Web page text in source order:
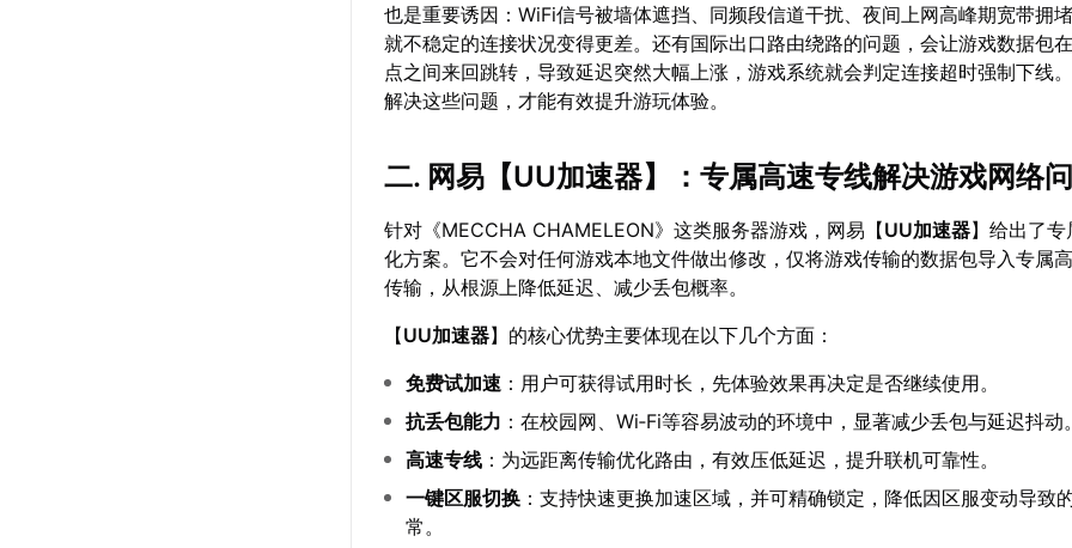
也是重要诱因：WiFi信号被墙体遮挡、同频段信道干扰、夜间上网高峰期宽带拥
就不稳定的连接状况变得更差。还有国际出口路由绕路的问题，会让游戏数据包
点之间来回跳转，导致延迟突然大幅上涨，游戏系统就会判定连接超时强制下线
解决这些问题，才能有效提升游玩体验。
二. 网易【UU加速器】：专属高速专线解决游戏网络
针对《MECCHA CHAMELEON》这类服务器游戏，网易【UU加速器】给出了
化方案。它不会对任何游戏本地文件做出修改，仅将游戏传输的数据包导入专属
传输，从根源上降低延迟、减少丢包概率。
【UU加速器】的核心优势主要体现在以下几个方面：
免费试加速 ：用户可获得试用时长，先体验效果再决定是否继续使用。
抗丢包能力 ：在校园网、Wi‑Fi等容易波动的环境中，显著减少丢包与延迟抖动
高速专线 ：为远距离传输优化路由，有效压低延迟，提升联机可靠性。
一键区服切换 ：支持快速更换加速区域，并可精确锁定，降低因区服变动导致
常。